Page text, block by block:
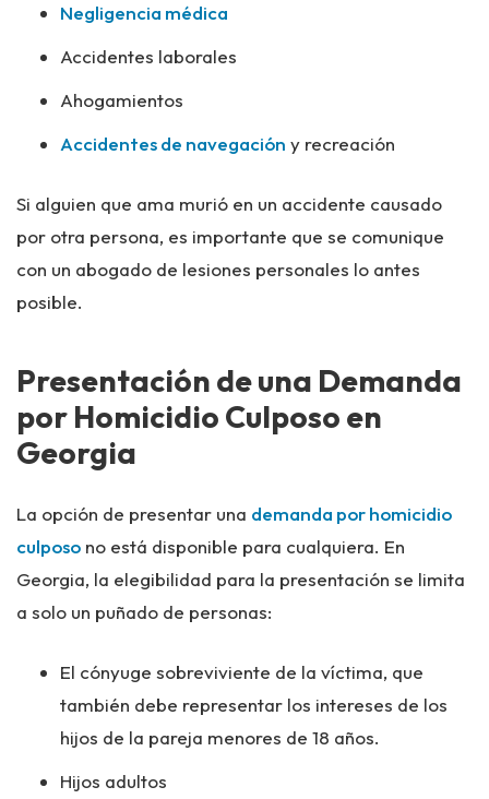
Negligencia médica
Accidentes laborales
Ahogamientos
Accidentes de navegación y recreación
Si alguien que ama murió en un accidente causado
por otra persona, es importante que se comunique
con un abogado de lesiones personales lo antes
posible.
Presentación de una Demanda
por Homicidio Culposo en
Georgia
La opción de presentar una demanda por homicidio
culposo no está disponible para cualquiera. En
Georgia, la elegibilidad para la presentación se limita
a solo un puñado de personas:
El cónyuge sobreviviente de la víctima, que
también debe representar los intereses de los
hijos de la pareja menores de 18 años.
Hijos adultos